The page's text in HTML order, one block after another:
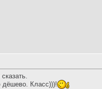
дёшево. Класс)))!